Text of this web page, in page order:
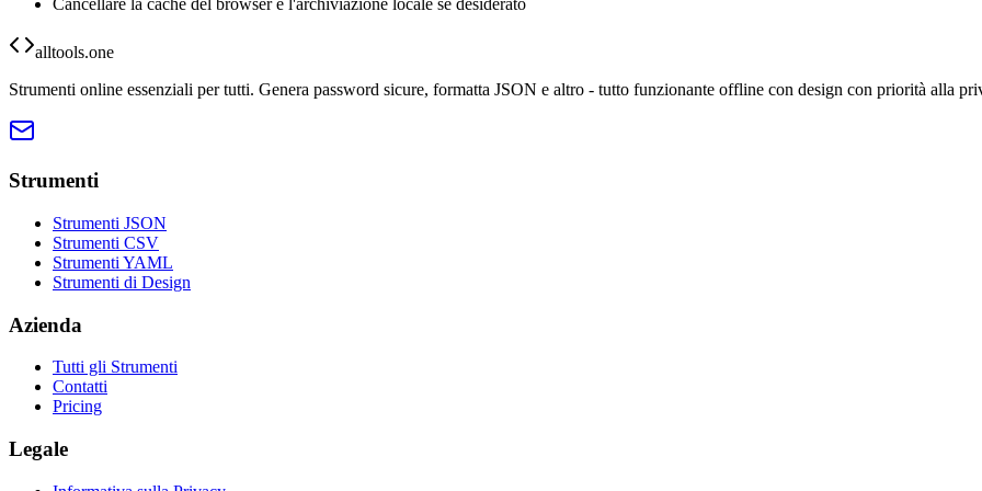
Cancellare la cache del browser e l'archiviazione locale se desiderato
alltools.one
Strumenti online essenziali per tutti. Genera password sicure, formatta JSON e altro - tutto funzionante offline con design con priorità alla
Strumenti
Strumenti JSON
Strumenti CSV
Strumenti YAML
Strumenti di Design
Azienda
Tutti gli Strumenti
Contatti
Pricing
Legale